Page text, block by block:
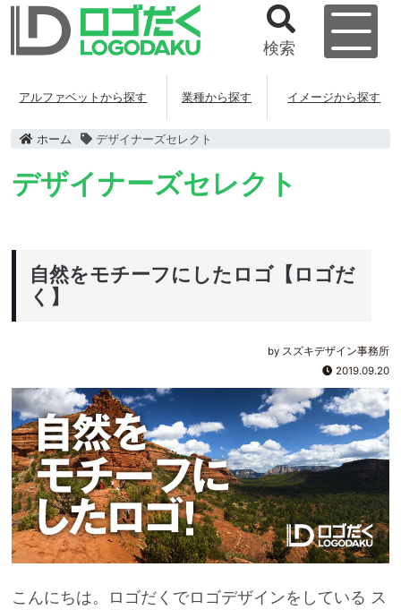
検索
アルファベットから探す 業種から探す イメージから探す
ホーム デザイナーズセレクト
デザイナーズセレクト
自然をモチーフにしたロゴ【ロゴだ
く】
by スズキデザイン事務所
2019.09.20
こんにちは。ロゴだくでロゴデザインをしている ス